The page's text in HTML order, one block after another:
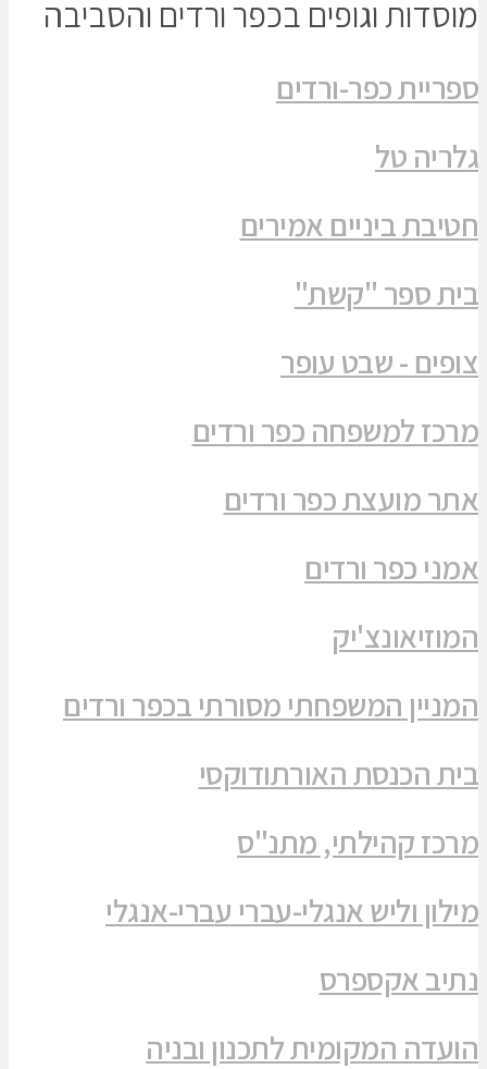
מוסדות וגופים בכפר ורדים והסביבה
ספריית כפר-ורדים
גלריה טל
חטיבת ביניים אמירים
בית ספר "קשת"
צופים - שבט עופר
מרכז למשפחה כפר ורדים
אתר מועצת כפר ורדים
אמני כפר ורדים
המוזיאונצ'יק
המניין המשפחתי מסורתי בכפר ורדים
בית הכנסת האורתודוקסי
מרכז קהילתי, מתנ"ס
מילון וליש אנגלי-עברי עברי-אנגלי
נתיב אקספרס
הועדה המקומית לתכנון ובניה